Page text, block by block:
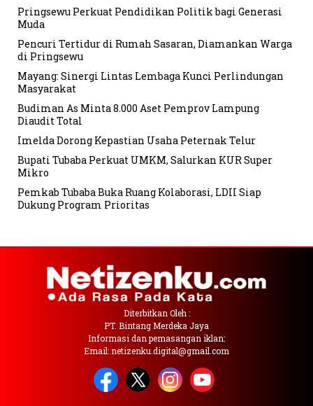
Pringsewu Perkuat Pendidikan Politik bagi Generasi
Muda
Pencuri Tertidur di Rumah Sasaran, Diamankan Warga
di Pringsewu
Mayang: Sinergi Lintas Lembaga Kunci Perlindungan
Masyarakat
Budiman As Minta 8.000 Aset Pemprov Lampung
Diaudit Total
Imelda Dorong Kepastian Usaha Peternak Telur
Bupati Tubaba Perkuat UMKM, Salurkan KUR Super
Mikro
Pemkab Tubaba Buka Ruang Kolaborasi, LDII Siap
Dukung Program Prioritas
Diterbitkan Oleh :
PT. Bintang Merdeka Jaya
Informasi dan pemasangan iklan:
Email: netizenku.digital@gmail.com